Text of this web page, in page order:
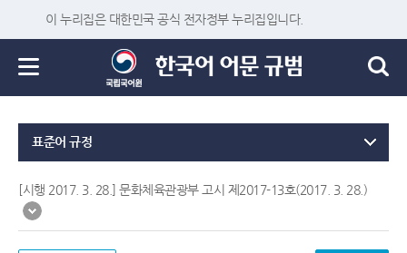
이 누리집은 대한민국 공식 전자정부 누리집입니다.
표준어 규정
[시행 2017. 3. 28.] 문화체육관광부 고시 제2017-13호(2017. 3. 28.)